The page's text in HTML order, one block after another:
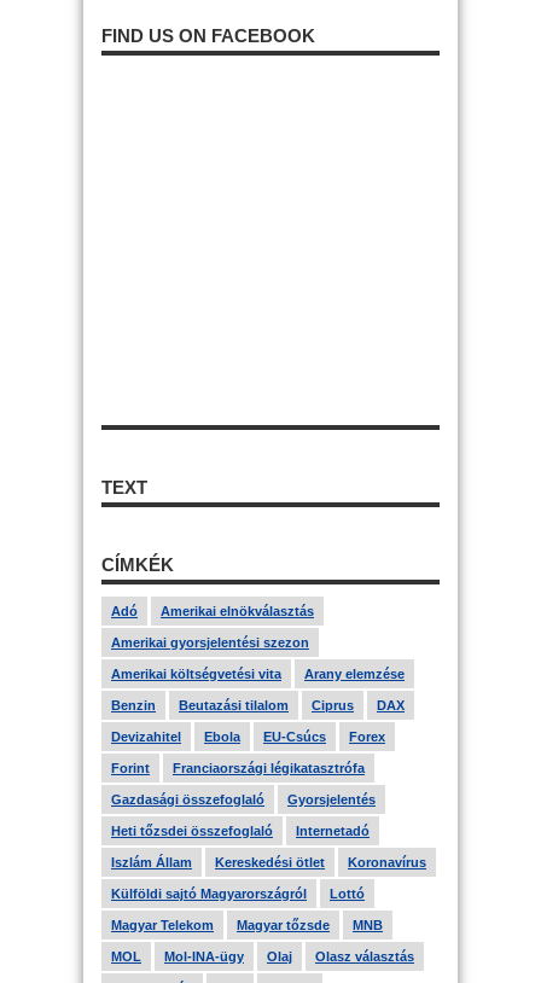
FIND US ON FACEBOOK
TEXT
CÍMKÉK
Adó Amerikai elnökválasztás
Amerikai gyorsjelentési szezon
Amerikai költségvetési vita Arany elemzése
Benzin Beutazási tilalom Ciprus DAX
Devizahitel Ebola EU-Csúcs Forex
Forint Franciaországi légikatasztrófa
Gazdasági összefoglaló Gyorsjelentés
Heti tőzsdei összefoglaló Internetadó
Iszlám Állam Kereskedési ötlet Koronavírus
Külföldi sajtó Magyarországról Lottó
Magyar Telekom Magyar tőzsde MNB
MOL Mol-INA-ügy Olaj Olasz választás